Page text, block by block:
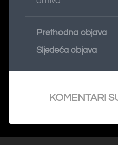
Prethodna objava
Sljedeća objava
KOMENTARI